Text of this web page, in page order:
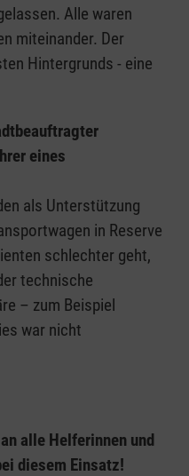
Alle waren
miteinander. Der
Hintergrunds - eine
eines
als Unterstützung
in Reserve
schlechter geht,
technische
– zum Beispiel
war nicht
alle Helferinnen und
diesem Einsatz!